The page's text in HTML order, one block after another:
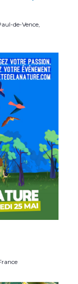
de-Vence,